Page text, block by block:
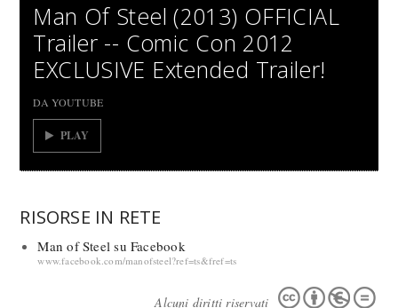
Man Of Steel (2013) OFFICIAL
Trailer -- Comic Con 2012
EXCLUSIVE Extended Trailer!
DA YOUTUBE
PLAY
RISORSE IN RETE
Man of Steel su Facebook
www.facebook.com/manofsteel?ref=ts&fref=ts
Alcuni diritti riservati